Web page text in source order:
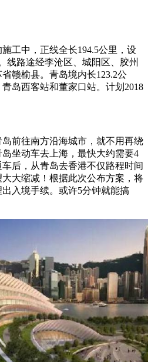
工中，正线全长194.5公里，设
线路途经李沧区、城阳区、胶州
赣榆县。青岛境内长123.2公
岛西客站和董家口站。计划2018
前往南方沿海城市，就不用再绕
坐动车去上海，最快大约需要4
后，从青岛去香港不仅路程时间
大缩减！根据此次公布方案，将
入境手续。或许5分钟就能搞